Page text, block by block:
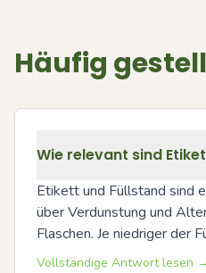
Häufig
Wie relevant sind
Etikett und Füllstand sind
über Verdunstung und
Flaschen. Je niedriger der
Vollständige Antwort lesen →